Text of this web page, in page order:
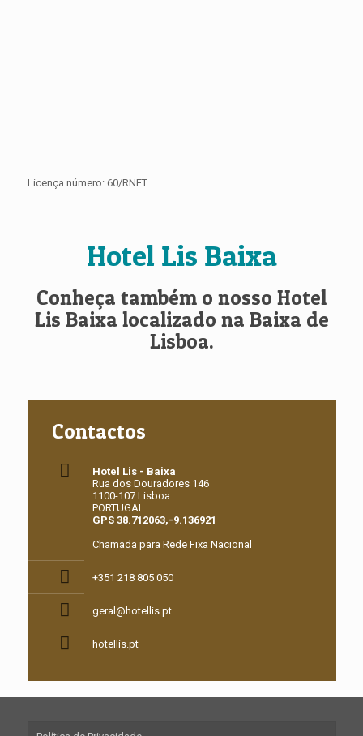
Licença número: 60/RNET
Hotel Lis Baixa
Conheça também o nosso Hotel
Lis Baixa localizado na Baixa de
Lisboa.
Contactos
Hotel Lis - Baixa
Rua dos Douradores 146
1100-107 Lisboa
PORTUGAL
GPS 38.712063,-9.136921‎‎
Chamada para Rede Fixa Nacional
+351 218 805 050
geral@hotellis.pt
hotellis.pt